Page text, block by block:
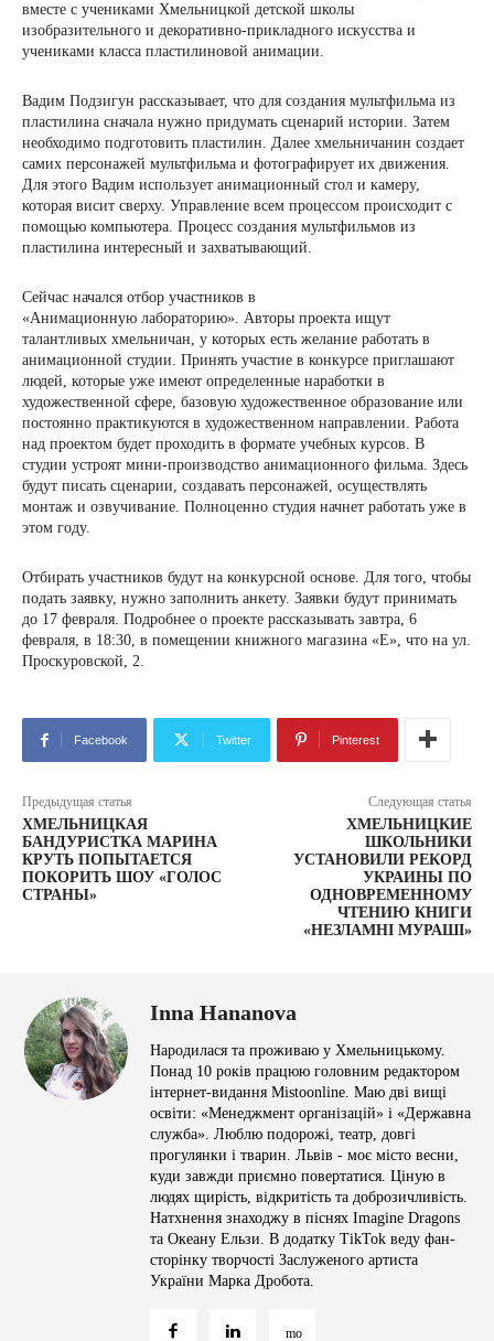
вместе с учениками Хмельницкой детской школы
изобразительного и декоративно-прикладного искусства и
учениками класса пластилиновой анимации.
Вадим Подзигун рассказывает, что для создания мультфильма из
пластилина сначала нужно придумать сценарий истории. Затем
необходимо подготовить пластилин. Далее хмельничанин создает
самих персонажей мультфильма и фотографирует их движения.
Для этого Вадим использует анимационный стол и камеру,
которая висит сверху. Управление всем процессом происходит с
помощью компьютера. Процесс создания мультфильмов из
пластилина интересный и захватывающий.
Сейчас начался отбор участников в
«Анимационную лабораторию». Авторы проекта ищут
талантливых хмельничан, у которых есть желание работать в
анимационной студии. Принять участие в конкурсе приглашают
людей, которые уже имеют определенные наработки в
художественной сфере, базовую художественное образование или
постоянно практикуются в художественном направлении. Работа
над проектом будет проходить в формате учебных курсов. В
студии устроят мини-производство анимационного фильма. Здесь
будут писать сценарии, создавать персонажей, осуществлять
монтаж и озвучивание. Полноценно студия начнет работать уже в
этом году.
Отбирать участников будут на конкурсной основе. Для того, чтобы
подать заявку, нужно заполнить анкету. Заявки будут принимать
до 17 февраля. Подробнее о проекте рассказывать завтра, 6
февраля, в 18:30, в помещении книжного магазина «Е», что на ул.
Проскуровской, 2.
Facebook Twitter Pinterest
Предыдущая статья
ХМЕЛЬНИЦКАЯ
БАНДУРИСТКА МАРИНА
КРУТЬ ПОПЫТАЕТСЯ
ПОКОРИТЬ ШОУ «ГОЛОС
СТРАНЫ»
Следующая статья
ХМЕЛЬНИЦКИЕ
ШКОЛЬНИКИ
УСТАНОВИЛИ РЕКОРД
УКРАИНЫ ПО
ОДНОВРЕМЕННОМУ
ЧТЕНИЮ КНИГИ
«НЕЗЛАМНІ МУРАШІ»
Inna Hananova
Народилася та проживаю у Хмельницькому.
Понад 10 років працюю головним редактором
інтернет-видання Mistoonline. Маю дві вищі
освіти: «Менеджмент організацій» і «Державна
служба». Люблю подорожі, театр, довгі
прогулянки і тварин. Львів - моє місто весни,
куди завжди приємно повертатися. Ціную в
людях щирість, відкритість та доброзичливість.
Натхнення знаходжу в піснях Imagine Dragons
та Океану Ельзи. В додатку TikTok веду фан-
сторінку творчості Заслуженого артиста
України Марка Дробота.